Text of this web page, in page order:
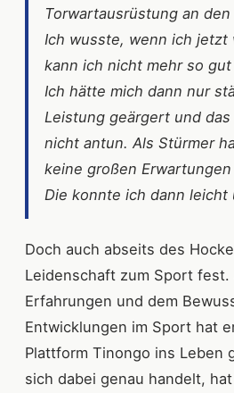
Torwartausrüstung an
Ich wusste, wenn ich jetzt
kann ich nicht mehr so
Ich hätte mich dann nur
Leistung geärgert und
nicht antun. Als Stürmer
keine großen
Die konnte ich dann leicht
Doch auch abseits des
Leidenschaft zum Sport
Erfahrungen und dem
Entwicklungen im Sport hat
Plattform Tinongo ins Leben
sich dabei genau handelt,